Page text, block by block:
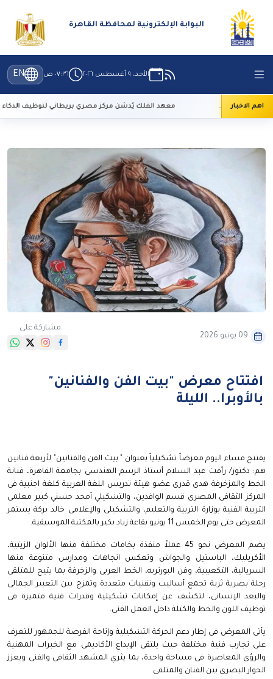
البوابة الإلكترونية لمحافظة القاهرة
الأحد، ٩ أغسطس ٢٠٢٦ ٠٧:٣٦ ص EN
اهم الاخبار
Al-Azhar معهد الفلك يُدشن مركز مصري بريطاني لتوظيف الذكاء
09 يونيو 2026
مشاركة على
افتتاح معرض "بيت الفن والفنانين"
بالأوبرا.. الليلة
يفتتح مساء اليوم معرضاً تشكيلياً بعنوان " بيت الفن والفنانين" لأربعة فنانين
هم: دكتور/ رأفت عبد السلام أستاذ الرسم الهندسى بجامعة القاهرة، فنانة
الخط والمزخرفة هدى قدرى عضو هيئة تدريس اللغة العربية كلغة اجنبية فى
المركز الثقافى المصرى قسم الوافدين، والتشكيلي أمجد حسني كبير معلمى
التربية الفنية بوزارة التربية والتعليم، والتشكيلى والإعلامى خالد بركة يستمر
المعرض حتى يوم الخميس 11 يونيو بقاعة زياد بكير بالمكتبة الموسيقية.
يضم المعرض نحو 45 عملاً منفذة بخامات مختلفة منها الألوان الزيتية،
الأكريليك، الباستيل والجواش وتعكس اتجاهات ومدارس متنوعة منها
السريالية، التكعيبية، وفن البورتريه، الخط العربى والزخرفة بما يتيح للمتلقى
رحلة بصرية ثرية تجمع أساليب وتقنيات متعددة وتمزج بين التعبير الجمالى
والبعد الإنسانى، لتكشف عن إمكانات تشكيلية وقدرات فنية متميزة فى
توظيف اللون والخط والكتلة داخل العمل الفنى.
يأتى المعرض فى إطار دعم الحركة التشكيلية وإتاحة الفرصة للجمهور للتعرف
على تجارب فنية مختلفة حيث يلتقى الإبداع الأكاديمى مع الخبرات المهنية
والرؤى المعاصرة فى مساحة واحدة، بما يثري المشهد الثقافى والفنى ويعزز
الحوار البصرى بين الفنان والمتلقى.